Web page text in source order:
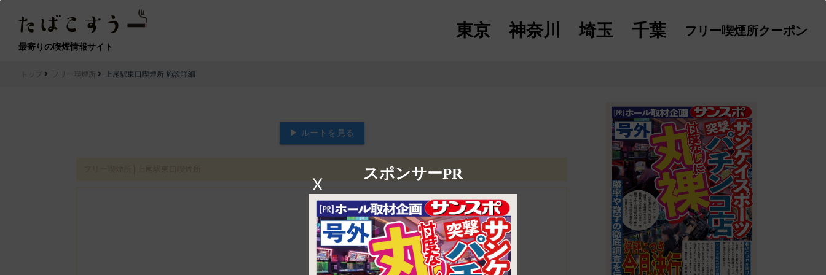
最寄りの喫煙情報サイト
東京 神奈川 埼玉 千葉 フリー喫煙所クーポン
スポンサーPR
X
トップ フリー喫煙所 上尾駅東口喫煙所 施設詳細
▶ ルートを見る